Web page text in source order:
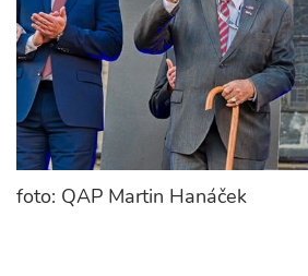
foto: QAP Martin Hanáček